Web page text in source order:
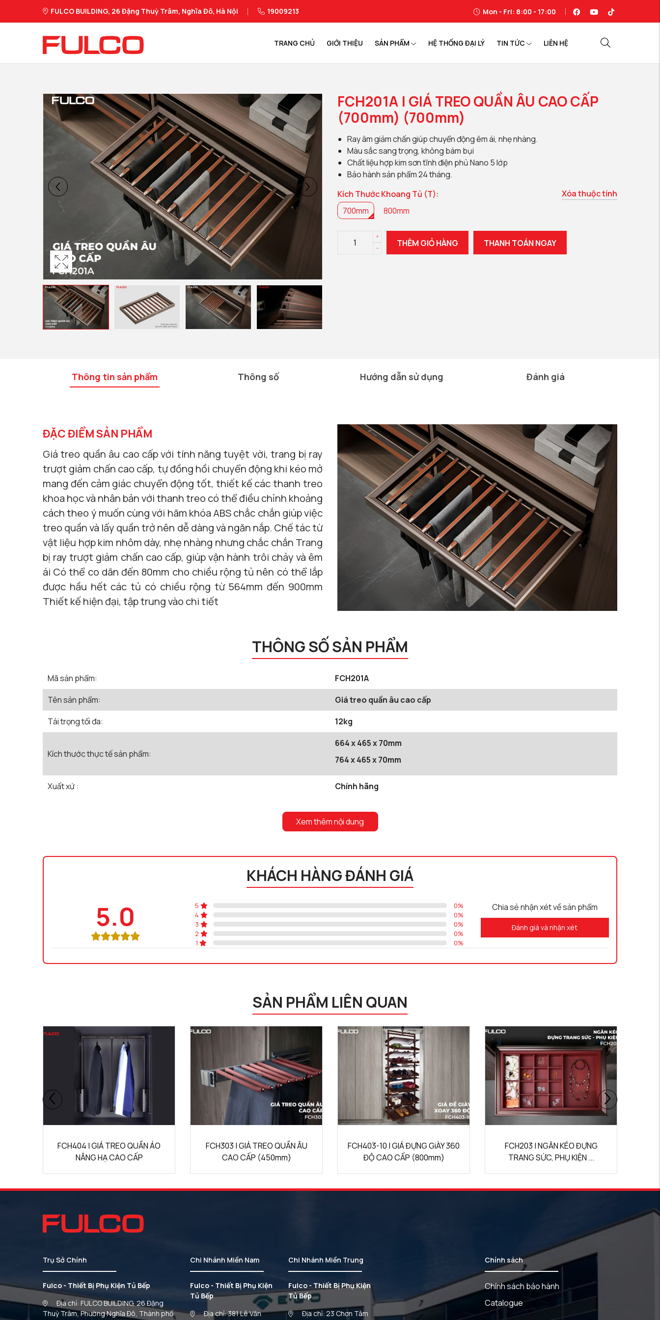
FULCO BUILDING, 26 Đặng Thuỳ Trâm, Nghĩa Đô, Hà Nội 19009213 Mon - Fri: 8:00 - 17:00
TRANG CHỦ GIỚI THIỆU SẢN PHẨM HỆ THỐNG ĐẠI LÝ TIN TỨC LIÊN HỆ
FCH201A | GIÁ TREO QUẦN ÂU CAO CẤP
(700mm) (700mm)
Ray âm giảm chấn giúp chuyển động êm ái, nhẹ nhàng.
Màu sắc sang trọng, không bám bụi
Chất liệu hợp kim sơn tĩnh điện phủ Nano 5 lớp
Bảo hành sản phẩm 24 tháng.
Kích Thước Khoang Tủ (T):
Xóa thuộc tính
700mm
800mm
THÊM GIỎ HÀNG THANH TOÁN NGAY
Thông tin sản phẩm Thông số Hướng dẫn sử dụng Đánh giá
ĐẶC ĐIỂM SẢN PHẨM
Giá treo quần âu cao cấp với tính năng tuyệt vời, trang bị ray
trượt giảm chấn cao cấp, tự đồng hồi chuyển động khi kéo mở
mang đến cảm giác chuyển động tốt, thiết kế các thanh treo
khoa học và nhân bản với thanh treo có thể điều chỉnh khoảng
cách theo ý muốn cùng với hãm khóa ABS chắc chắn giúp việc
treo quần và lấy quần trở nên dễ dàng và ngăn nắp. Chế tác từ
vật liệu hợp kim nhôm dày, nhẹ nhàng nhưng chắc chắn Trang
bị ray trượt giảm chấn cao cấp, giúp vận hành trôi chảy và êm
ái Có thể co dãn đến 80mm cho chiều rộng tủ nên có thể lắp
được hầu hết các tủ có chiều rộng từ 564mm đến 900mm
Thiết kế hiện đại, tập trung vào chi tiết
THÔNG SỐ SẢN PHẨM
Mã sản phẩm:
FCH201A
Tên sản phẩm:
Giá treo quần âu cao cấp
Tải trọng tối đa:
12kg
Kích thước thực tế sản phẩm:
664 x 465 x 70mm
764 x 465 x 70mm
Xuất xứ : Chính hãng
Xem thêm nội dung
KHÁCH HÀNG ĐÁNH GIÁ
5.0 5 0%
4
0%
3
0%
2
0%
1
0%
Chia sẻ nhận xét về sản phẩm
Đánh giá và nhận xét
SẢN PHẨM LIÊN QUAN
FCH303 | GIÁ TREO QUẦN ÂU
CAO CẤP (450mm)
FCH403-10 | GIÁ ĐỰNG GiÀY 360
ĐỘ CAO CẤP (800mm)
FCH203 | NGĂN KÉO ĐỰNG
TRANG SỨC, PHỤ KIỆN ...
FCH205 | NGĂN KÉO ĐỂ ĐỒ
CAO CẤP (700mm)
Trụ Sở Chính
Fulco - Thiết Bị Phụ Kiện Tủ Bếp
Địa chỉ: FULCO BUILDING, 26 Đặng
Thuỳ Trâm, Phường Nghĩa Đô, Thành phố
Chi Nhánh Miền Nam
Fulco - Thiết Bị Phụ Kiện
Tủ Bếp
Địa chỉ: 381 Lê Văn
Chi Nhánh Miền Trung
Fulco - Thiết Bị Phụ Kiện
Tủ Bếp
Địa chỉ: 23 Chơn Tâm
Chính sách
Chính sách bảo hành
Catalogue